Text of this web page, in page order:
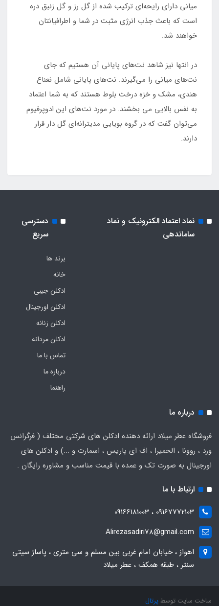
میانی دارای رایحه‌ای ترکیب شده از گل رز و گل زنبق دره
است که باعث جذب انرژی مثبت در شما و اطرافیانتان
خواهند شد.
در انتها نیز شاهد نت‌های پایانی آن هستیم که جای
نت‌های میانی را می‌گیرند. نت‌های پایانی شامل نعناع
هندی، مشک و خزه درخت بلوط هستند که به شما اعتماد
به نفس بالایی می بخشند. در مورد نت‌های این ادوپرفیوم
می‌توان گفت که در گروه بویایی مدیترانه‌ای گل دار قرار
دارند.
نماد اعتماد الکترونیک و نماد
ساماندهی
دسترسی
سریع
برند ها
خانه
ادکلن جیبی
ادکلن اورجینال
ادکلن زنانه
ادکلن مردانه
تماس با ما
درباره ما
راهنما
درباره ما
فروشگاه عطر میلاد ارائه دهنده ادکلن های شرکتی مختلف ( فرگرانس
ورد ، روونا ، الحمیرا ، اف ای پاریس ، اسمارت و ...) و ادکلن های
اورجینال به صورت تک و عمده با قیمت مناسب و مشاوره رایگان .
ارتباط با ما
09167772103 ، 09166181003
Alirezasadiri78@gmail.com
اهواز ، خیابان امام غربی بین مسلم و سی متری ، پاساژ سیتی
سنتر ، طبقه همکف ، عطر میلاد
ساخت سایت توسطپرتال